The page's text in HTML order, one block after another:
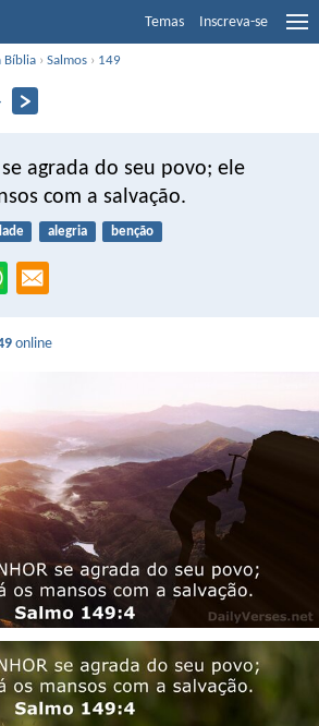
Temas Inscreva-se
Bíblia ›Salmos › 149
se agrada do seu povo; ele
com a salvação.
alegria benção
online